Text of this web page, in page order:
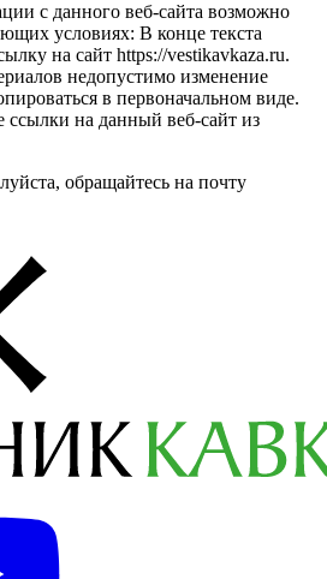
с данного веб-сайта возможно
условиях: В конце текста
на сайт https://vestikavkaza.ru.
недопустимо изменение
в первоначальном виде.
ссылки на данный веб-сайт из
обращайтесь на почту